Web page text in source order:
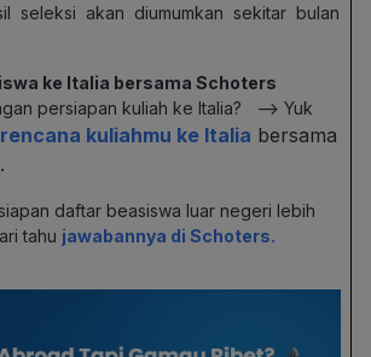
seleksi akan diumumkan sekitar bulan
ke Italia bersama Schoters
persiapan kuliah ke Italia? –> Yuk
kuliahmu ke Italia bersama
daftar beasiswa luar negeri lebih
tahu jawabannya di Schoters.